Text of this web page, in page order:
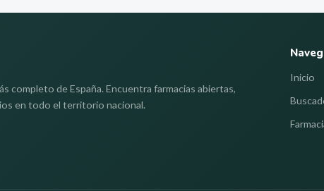
completo de España. Encuentra farmacias abiertas,
en todo el territorio nacional.
Inicio